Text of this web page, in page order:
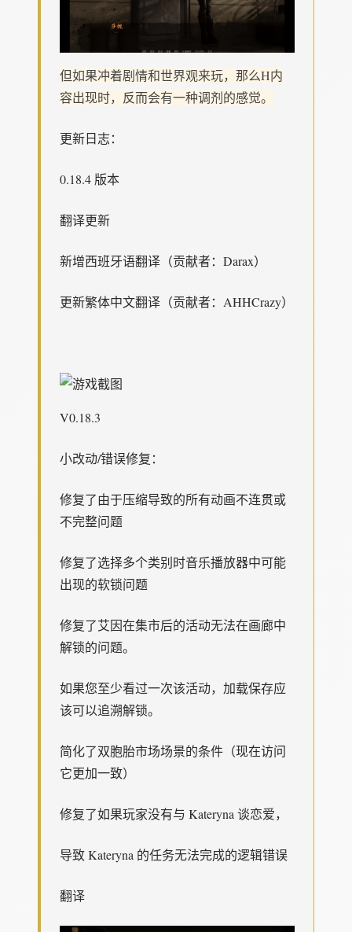
但如果冲着剧情和世界观来玩，那么H内
容出现时，反而会有一种调剂的感觉。
更新日志：
0.18.4 版本
翻译更新
新增西班牙语翻译（贡献者：Darax）
更新繁体中文翻译（贡献者：AHHCrazy）
V0.18.3
小改动/错误修复：
修复了由于压缩导致的所有动画不连贯或
不完整问题
修复了选择多个类别时音乐播放器中可能
出现的软锁问题
修复了艾因在集市后的活动无法在画廊中
解锁的问题。
如果您至少看过一次该活动，加载保存应
该可以追溯解锁。
简化了双胞胎市场场景的条件（现在访问
它更加一致）
修复了如果玩家没有与 Kateryna 谈恋爱，
导致 Kateryna 的任务无法完成的逻辑错误
翻译